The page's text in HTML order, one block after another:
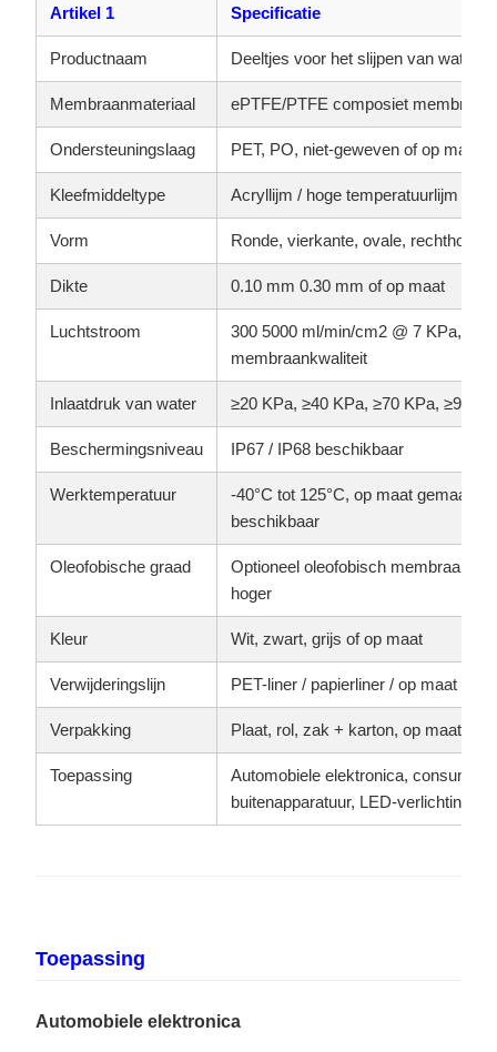
Artikel 1 Specificatie
Productnaam Deeltjes voor het slijpen van
Membraanmateriaal ePTFE/PTFE composiet membraan
Ondersteuningslaag PET, PO, niet-geweven of op maat
Kleefmiddeltype Acryllijm / hoge temperatuurlijm / op
Vorm Ronde, vierkante, ovale,
Dikte 0.10 mm 0.30 mm of op maat
Luchtstroom
300 5000 ml/min/cm2 @ 7 KPa,
membraankwaliteit
Inlaatdruk van water ≥20 KPa, ≥40 KPa, ≥70 KPa, ≥90
Beschermingsniveau IP67 / IP68 beschikbaar
Werktemperatuur
-40°C tot 125°C, op maat
beschikbaar
Oleofobische graad
Optioneel oleofobisch membraan,
hoger
Kleur Wit, zwart, grijs of op maat
Verwijderingslijn PET-liner / papierliner / op maat
Verpakking Plaat, rol, zak + karton, op maat
Toepassing
Automobiele elektronica,
buitenapparatuur, LED-verlichting,
Toepassing
Automobiele elektronica